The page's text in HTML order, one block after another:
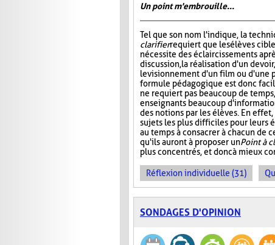
Un point m'embrouille...
Tel que son nom l'indique, la
clarifierrequiert que les élèves
nécessite des éclaircissements
discussion, la réalisation d'un
le visionnement d'un film ou d'une
formule pédagogique est donc
ne requiert pas beaucoup de
enseignants beaucoup
des notions par les élèves. En
sujets les plus difficiles pour leurs
au temps à consacrer à chacun de
qu'ils auront à proposer unPoint à
plus concentrés, et donc à mieux
Réflexion individuelle (31)
SONDAGES D'OPINION